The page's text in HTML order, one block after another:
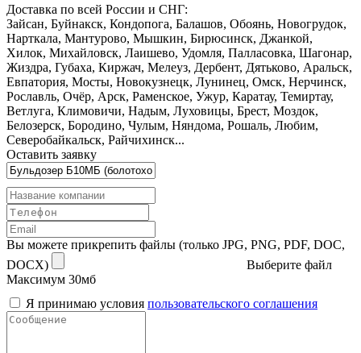
Доставка по всей России и СНГ:
Зайсан, Буйнакск, Кондопога, Балашов, Обоянь, Новогрудок,
Нарткала, Мантурово, Мышкин, Бирюсинск, Джанкой,
Хилок, Михайловск, Лаишево, Удомля, Палласовка, Шагонар,
Жиздра, Губаха, Киржач, Мелеуз, Дербент, Дятьково, Аральск,
Евпатория, Мосты, Новокузнецк, Лунинец, Омск, Нерчинск,
Рославль, Очёр, Арск, Раменское, Ужур, Каратау, Темиртау,
Ветлуга, Климовичи, Надым, Луховицы, Брест, Моздок,
Белозерск, Бородино, Чулым, Няндома, Рошаль, Любим,
Северобайкальск, Райчихинск...
Оставить заявку
Вы можете прикрепить файлы (только JPG, PNG, PDF, DOC,
DOCX)
Выберите файл
Максимум 30мб
Я принимаю условия пользовательского соглашения